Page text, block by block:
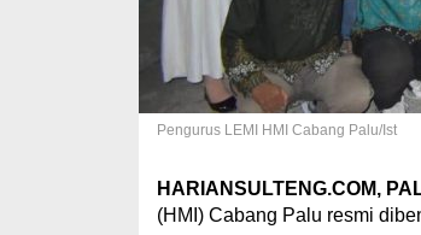
Pengurus LEMI HMI Cabang Palu/Ist
HARIANSULTENG.COM,
(HMI) Cabang Palu resmi